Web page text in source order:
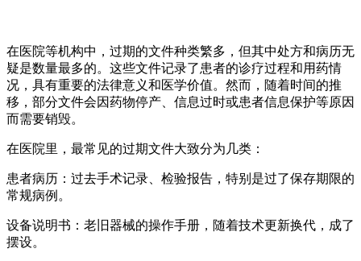
在医院等机构中，过期的文件种类繁多，但其中处方和病历无
疑是数量最多的。这些文件记录了患者的诊疗过程和用药情
况，具有重要的法律意义和医学价值。然而，随着时间的推
移，部分文件会因药物停产、信息过时或患者信息保护等原因
而需要销毁。
在医院里，最常见的过期文件大致分为几类：
患者病历：过去手术记录、检验报告，特别是过了保存期限的
常规病例。
设备说明书：老旧器械的操作手册，随着技术更新换代，成了
摆设。